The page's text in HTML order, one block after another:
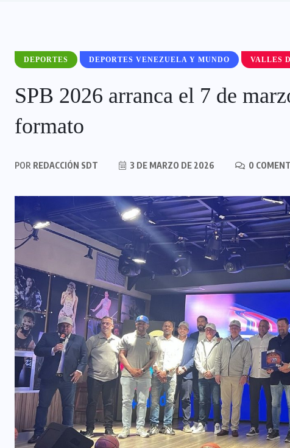
DEPORTES DEPORTES VENEZUELA Y MUNDO VALLES
SPB 2026 arranca el 7 de
formato
POR REDACCIÓN SDT 3 DE MARZO DE 2026 0